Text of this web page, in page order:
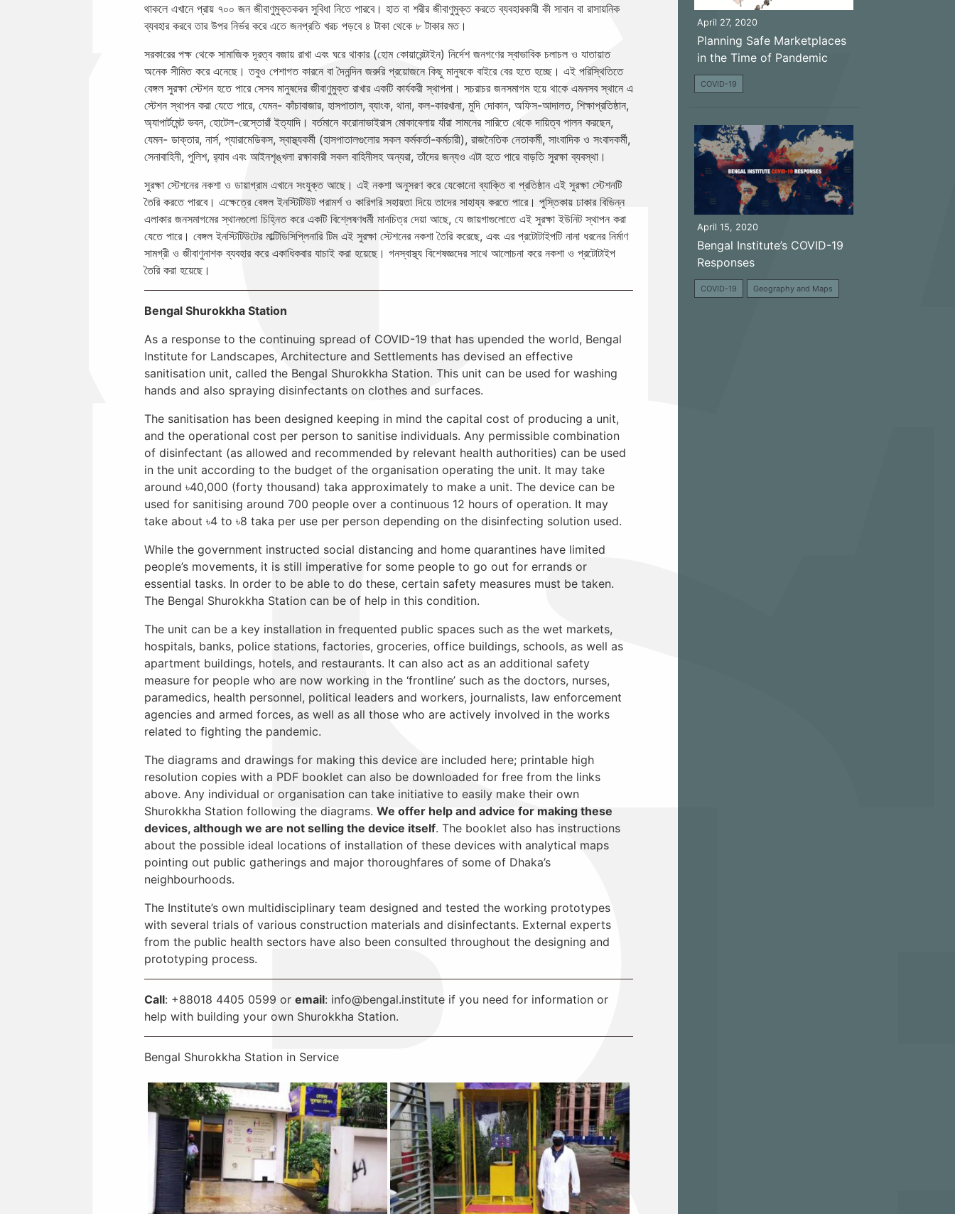
থাকলে এখানে প্রায় ৭০০ জন জীবাণুমুক্তকরন সুবিধা নিতে পারবে। হাত বা শরীর জীবাণুমুক্ত করতে ব্যবহারকারী কী সাবান বা রাসায়নিক
ব্যবহার করবে তার উপর নির্ভর করে এতে জনপ্রতি খরচ পড়বে ৪ টাকা থেকে ৮ টাকার মত।
সরকারের পক্ষ থেকে সামাজিক দূরত্ব বজায় রাখা এবং ঘরে থাকার (হোম কোয়ারেন্টাইন) নির্দেশ জনগণের স্বাভাবিক চলাচল ও যাতায়াত
অনেক সীমিত করে এনেছে। তবুও পেশাগত কারনে বা দৈনন্দিন জরুরি প্রয়োজনে কিছু মানুষকে বাইরে বের হতে হচ্ছে। এই পরিস্থিতিতে
বেঙ্গল সুরক্ষা স্টেশন হতে পারে সেসব মানুষদের জীবাণুমুক্ত রাখার একটি কার্যকরী স্থাপনা। সচরাচর জনসমাগম হয়ে থাকে এমনসব স্থানে এ
স্টেশন স্থাপন করা যেতে পারে, যেমন- কাঁচাবাজার, হাসপাতাল, ব্যাংক, থানা, কল-কারখানা, মুদি দোকান, অফিস-আদালত, শিক্ষাপ্রতিষ্ঠান,
অ্যাপার্টমেন্ট ভবন, হোটেল-রেস্তোরাঁ ইত্যাদি। বর্তমানে করোনাভাইরাস মোকাবেলায় যাঁরা সামনের সারিতে থেকে দায়িত্ব পালন করছেন,
যেমন- ডাক্তার, নার্স, প্যারামেডিকস, স্বাস্থ্যকর্মী (হাসপাতালগুলোর সকল কর্মকর্তা-কর্মচারী), রাজনৈতিক নেতাকর্মী, সাংবাদিক ও সংবাদকর্মী,
সেনাবাহিনী, পুলিশ, র‍্যাব এবং আইনশৃঙ্খলা রক্ষাকারী সকল বাহিনীসহ অন্যরা, তাঁদের জন্যও এটা হতে পারে বাড়তি সুরক্ষা ব্যবস্থা।
সুরক্ষা স্টেশনের নকশা ও ডায়াগ্রাম এখানে সংযুক্ত আছে। এই নকশা অনুসরণ করে যেকোনো ব্যাক্তি বা প্রতিষ্ঠান এই সুরক্ষা স্টেশনটি
তৈরি করতে পারবে। এক্ষেত্রে বেঙ্গল ইনস্টিটিউট পরামর্শ ও কারিগরি সহায়তা দিয়ে তাদের সাহায্য করতে পারে। পুস্তিকায় ঢাকার বিভিন্ন
এলাকার জনসমাগমের স্থানগুলো চিহ্নিত করে একটি বিশ্লেষণধর্মী মানচিত্র দেয়া আছে, যে জায়গাগুলোতে এই সুরক্ষা ইউনিট স্থাপন করা
যেতে পারে। বেঙ্গল ইনস্টিটিউটের মাল্টিডিসিপ্লিনারি টিম এই সুরক্ষা স্টেশনের নকশা তৈরি করেছে, এবং এর প্রটোটাইপটি নানা ধরনের নির্মাণ
সামগ্রী ও জীবাণুনাশক ব্যবহার করে একাধিকবার যাচাই করা হয়েছে। গনস্বাস্থ্য বিশেষজ্ঞদের সাথে আলোচনা করে নকশা ও প্রটোটাইপ
তৈরি করা হয়েছে।
Bengal Shurokkha Station
As a response to the continuing spread of COVID-19 that has upended the world, Bengal
Institute for Landscapes, Architecture and Settlements has devised an effective
sanitisation unit, called the Bengal Shurokkha Station. This unit can be used for washing
hands and also spraying disinfectants on clothes and surfaces.
The sanitisation has been designed keeping in mind the capital cost of producing a unit,
and the operational cost per person to sanitise individuals. Any permissible combination
of disinfectant (as allowed and recommended by relevant health authorities) can be used
in the unit according to the budget of the organisation operating the unit. It may take
around ৳40,000 (forty thousand) taka approximately to make a unit. The device can be
used for sanitising around 700 people over a continuous 12 hours of operation. It may
take about ৳4 to ৳8 taka per use per person depending on the disinfecting solution used.
While the government instructed social distancing and home quarantines have limited
people’s movements, it is still imperative for some people to go out for errands or
essential tasks. In order to be able to do these, certain safety measures must be taken.
The Bengal Shurokkha Station can be of help in this condition.
The unit can be a key installation in frequented public spaces such as the wet markets,
hospitals, banks, police stations, factories, groceries, office buildings, schools, as well as
apartment buildings, hotels, and restaurants. It can also act as an additional safety
measure for people who are now working in the ‘frontline’ such as the doctors, nurses,
paramedics, health personnel, political leaders and workers, journalists, law enforcement
agencies and armed forces, as well as all those who are actively involved in the works
related to fighting the pandemic.
The diagrams and drawings for making this device are included here; printable high
resolution copies with a PDF booklet can also be downloaded for free from the links
above. Any individual or organisation can take initiative to easily make their own
Shurokkha Station following the diagrams. We offer help and advice for making these
devices, although we are not selling the device itself. The booklet also has instructions
about the possible ideal locations of installation of these devices with analytical maps
pointing out public gatherings and major thoroughfares of some of Dhaka’s
neighbourhoods.
The Institute’s own multidisciplinary team designed and tested the working prototypes
with several trials of various construction materials and disinfectants. External experts
from the public health sectors have also been consulted throughout the designing and
prototyping process.
Call: +88018 4405 0599 or email: info@bengal.instituteif you need for information or
help with building your own Shurokkha Station.
Bengal Shurokkha Station in Service
April 27, 2020
Planning Safe Marketplaces
in the Time of Pandemic
COVID-19
April 15, 2020
Bengal Institute’s COVID-19
Responses
COVID-19 Geography and Maps